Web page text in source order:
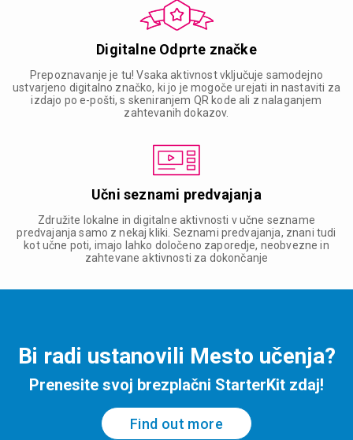
Digitalne Odprte značke
Prepoznavanje je tu! Vsaka aktivnost vključuje samodejno
ustvarjeno digitalno značko, ki jo je mogoče urejati in nastaviti za
izdajo po e-pošti, s skeniranjem QR kode ali z nalaganjem
zahtevanih dokazov.
Učni seznami predvajanja
Združite lokalne in digitalne aktivnosti v učne sezname
predvajanja samo z nekaj kliki. Seznami predvajanja, znani tudi
kot učne poti, imajo lahko določeno zaporedje, neobvezne in
zahtevane aktivnosti za dokončanje
Bi radi ustanovili Mesto učenja?
Prenesite svoj brezplačni StarterKit zdaj!
Find out more